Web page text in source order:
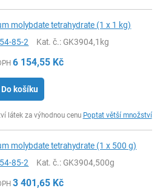
molybdate tetrahydrate (1 x 1 kg)
85-2 Kat. č.: GK3904,1kg
6 154,55 Kč
Do košíku
látek za výhodnou cenu Poptat větší množství
molybdate tetrahydrate (1 x 500 g)
85-2 Kat. č.: GK3904,500g
3 401,65 Kč